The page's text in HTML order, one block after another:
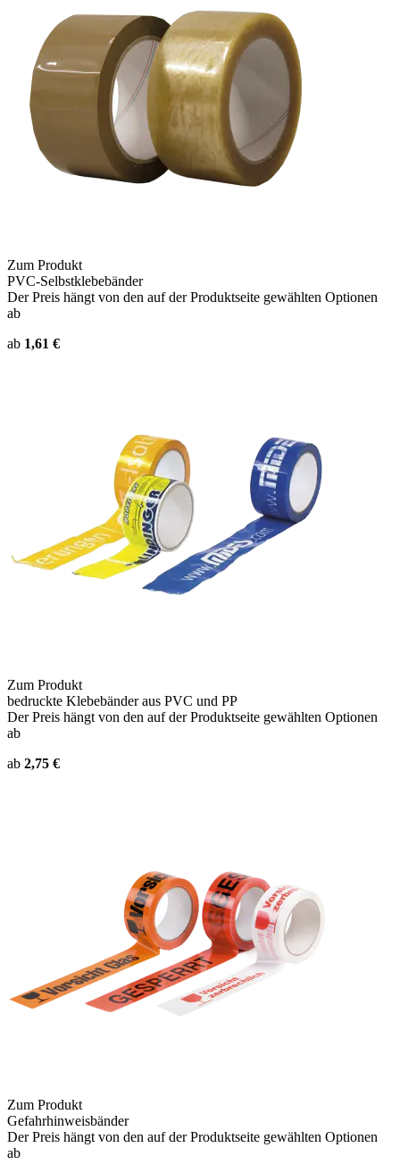
Zum Produkt
PVC-Selbstklebebänder
Der Preis hängt von den auf der Produktseite gewählten Optionen
ab
ab 1,61 €
Zum Produkt
bedruckte Klebebänder aus PVC und PP
Der Preis hängt von den auf der Produktseite gewählten Optionen
ab
ab 2,75 €
Zum Produkt
Gefahrhinweisbänder
Der Preis hängt von den auf der Produktseite gewählten Optionen
ab